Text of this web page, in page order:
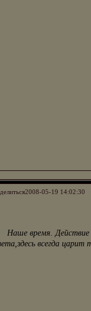
2008-05-19 14:02:30
Наше время. Действие
всегда